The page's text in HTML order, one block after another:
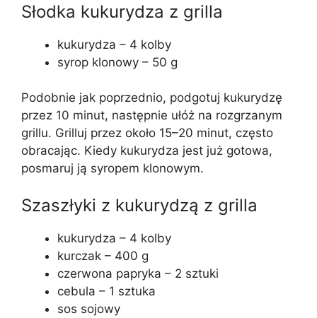
Słodka kukurydza z grilla
kukurydza – 4 kolby
syrop klonowy – 50 g
Podobnie jak poprzednio, podgotuj kukurydzę
przez 10 minut, następnie ułóż na rozgrzanym
grillu. Grilluj przez około 15–20 minut, często
obracając. Kiedy kukurydza jest już gotowa,
posmaruj ją syropem klonowym.
Szaszłyki z kukurydzą z grilla
kukurydza – 4 kolby
kurczak – 400 g
czerwona papryka – 2 sztuki
cebula – 1 sztuka
sos sojowy